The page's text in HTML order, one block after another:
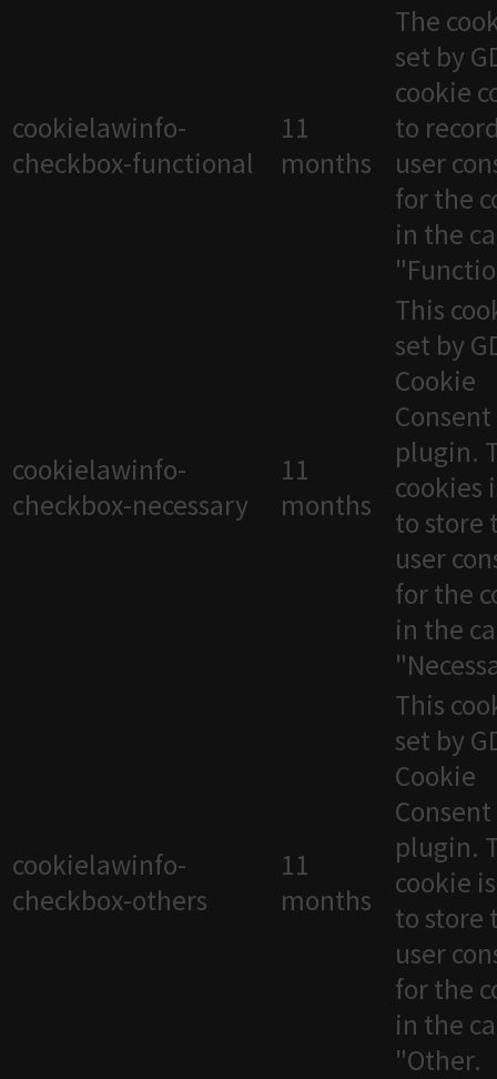
cookielawinfo-
checkbox-functional
11
months
The
set by
cookie
to
user
for the
in the
cookielawinfo-
checkbox-necessary
11
months
This
set by
Cookie
Consent
plugin.
cookies
to store
user
for the
in the
cookielawinfo-
checkbox-others
11
months
This
set by
Cookie
Consent
plugin.
cookie
to store
user
for the
in the
"Other.